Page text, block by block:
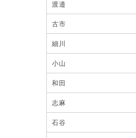
渡邉
古市
細川
小山
和田
志麻
石谷